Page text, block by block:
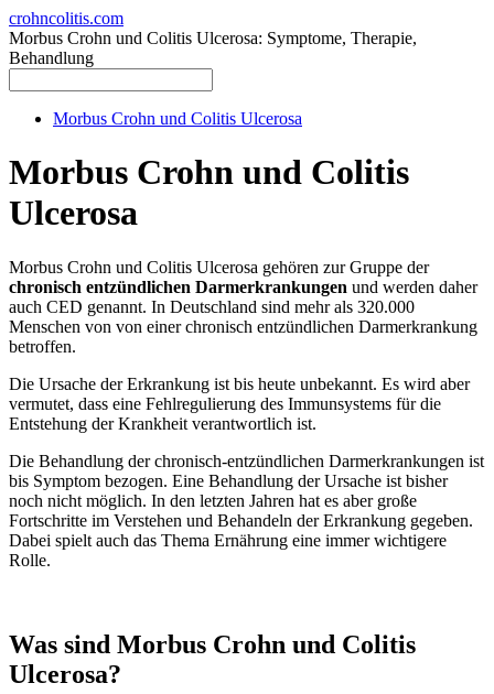
crohncolitis.com
Morbus Crohn und Colitis Ulcerosa: Symptome, Therapie,
Behandlung
Morbus Crohn und Colitis Ulcerosa
Morbus Crohn und Colitis
Ulcerosa
Morbus Crohn und Colitis Ulcerosa gehören zur Gruppe der
chronisch entzündlichen Darmerkrankungen und werden daher
auch CED genannt. In Deutschland sind mehr als 320.000
Menschen von von einer chronisch entzündlichen Darmerkrankung
betroffen.
Die Ursache der Erkrankung ist bis heute unbekannt. Es wird aber
vermutet, dass eine Fehlregulierung des Immunsystems für die
Entstehung der Krankheit verantwortlich ist.
Die Behandlung der chronisch-entzündlichen Darmerkrankungen ist
bis Symptom bezogen. Eine Behandlung der Ursache ist bisher
noch nicht möglich. In den letzten Jahren hat es aber große
Fortschritte im Verstehen und Behandeln der Erkrankung gegeben.
Dabei spielt auch das Thema Ernährung eine immer wichtigere
Rolle.
Was sind Morbus Crohn und Colitis
Ulcerosa?